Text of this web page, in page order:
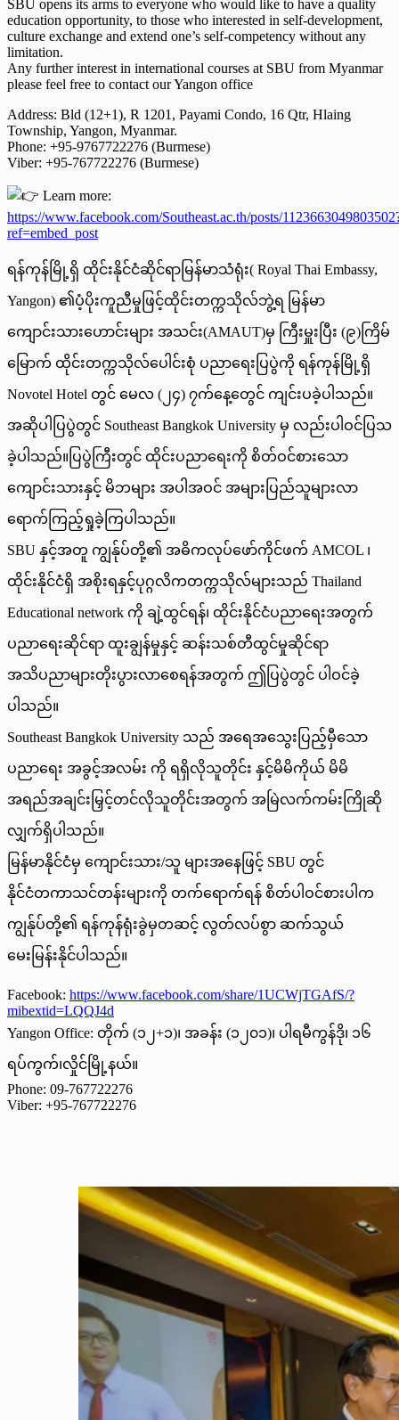
SBU opens its arms to everyone who would like to have a quality
education opportunity, to those who interested in self-development,
culture exchange and extend one’s self-competency without any
limitation.
Any further interest in international courses at SBU from Myanmar
please feel free to contact our Yangon office
Address: Bld (12+1), R 1201, Payami Condo, 16 Qtr, Hlaing
Township, Yangon, Myanmar.
Phone: +95-9767722276 (Burmese)
Viber: +95-767722276 (Burmese)
Learn more:
https://www.facebook.com/Southeast.ac.th/posts/
ref=embed_post
ရန်ကုန်မြို့ရှိ ထိုင်းနိုင်ငံဆိုင်ရာမြန်မာသံရုံး( Royal Thai Embassy,
Yangon) ၏ပံ့ပိုးကူညီမှုဖြင့်ထိုင်းတက္ကသိုလ်ဘွဲ့ရ မြန်မာ
ကျောင်းသားဟောင်းများ အသင်း(AMAUT)မှ ကြီးမှူးပြီး (၉)ကြိမ်
မြောက် ထိုင်းတက္ကသိုလ်ပေါင်းစုံ ပညာရေးပြပွဲကို ရန်ကုန်မြို့ရှိ
Novotel Hotel တွင် မေလ (၂၄) ၇က်နေ့တွေင် ကျင်းပခဲ့ပါသည်။
အဆိုပါပြပွဲတွင် Southeast Bangkok University မှ လည်းပါဝင်ပြသ
ခဲ့ပါသည်။ပြပွဲကြီးတွင် ထိုင်းပညာရေးကို စိတ်ဝင်စားသော
ကျောင်းသားနှင့် မိဘများ အပါအဝင် အများပြည်သူများလာ
ရောက်ကြည့်ရှုခဲ့ကြပါသည်။
SBU နှင့်အတူ ကျွန်ုပ်တို့၏ အဓိကလုပ်ဖော်ကိုင်ဖက် AMCOL ၊
ထိုင်းနိုင်ငံရှိ အစိုးရနှင့်ပုဂ္ဂလိကတက္ကသိုလ်များသည် Thailand
Educational network ကို ချဲ့ထွင်ရန်၊ ထိုင်းနိုင်ငံပညာရေးအတွက်
ပညာရေးဆိုင်ရာ ထူးချွန်မှုနှင့် ဆန်းသစ်တီထွင်မှုဆိုင်ရာ
အသိပညာများတိုးပွားလာစေရန်အတွက် ဤပြပွဲတွင် ပါဝင်ခဲ့
ပါသည်။
Southeast Bangkok University သည် အရေအသွေးပြည့်မှီသော
ပညာရေး အခွင့်အလမ်း ကို ရရှိလိုသူတိုင်း နှင့်မိမိကိုယ် မိမိ
အရည်အချင်းမြှင့်တင်လိုသူတိုင်းအတွက် အမြဲလက်ကမ်းကြိုဆို
လျှက်ရှိပါသည်။
မြန်မာနိုင်ငံမှ ကျောင်းသား/သူ များအနေဖြင့် SBU တွင်
နိုင်ငံတကာသင်တန်းများကို တက်ရောက်ရန် စိတ်ပါဝင်စားပါက
ကျွန်ုပ်တို့၏ ရန်ကုန်ရုံးခွဲမှတဆင့် လွတ်လပ်စွာ ဆက်သွယ်
မေးမြန်းနိုင်ပါသည်။
Facebook: https://www.facebook.com/share/1UCWjTGAfS/?
mibextid=LQQJ4d
Yangon Office: တိုက် (၁၂+၁)၊ အခန်း (၁၂၀၁)၊ ပါရမီကွန်ဒို၊ ၁၆
ရပ်ကွက်၊လှိုင်မြို့နယ်။
Phone: 09-767722276
Viber: +95-767722276